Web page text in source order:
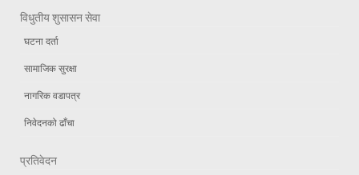
विधुतीय शुसासन सेवा
घटना दर्ता
सामाजिक सुरक्षा
नागरिक वडापत्र
निवेदनको ढाँचा
प्रतिवेदन